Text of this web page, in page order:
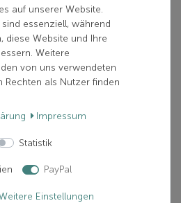
01
auf unserer Website.
essenziell, während
diese Website und Ihre
Weitere
von uns verwendeten
Rechten als Nutzer finden
Impressum
Statistik
PayPal
Einstellungen